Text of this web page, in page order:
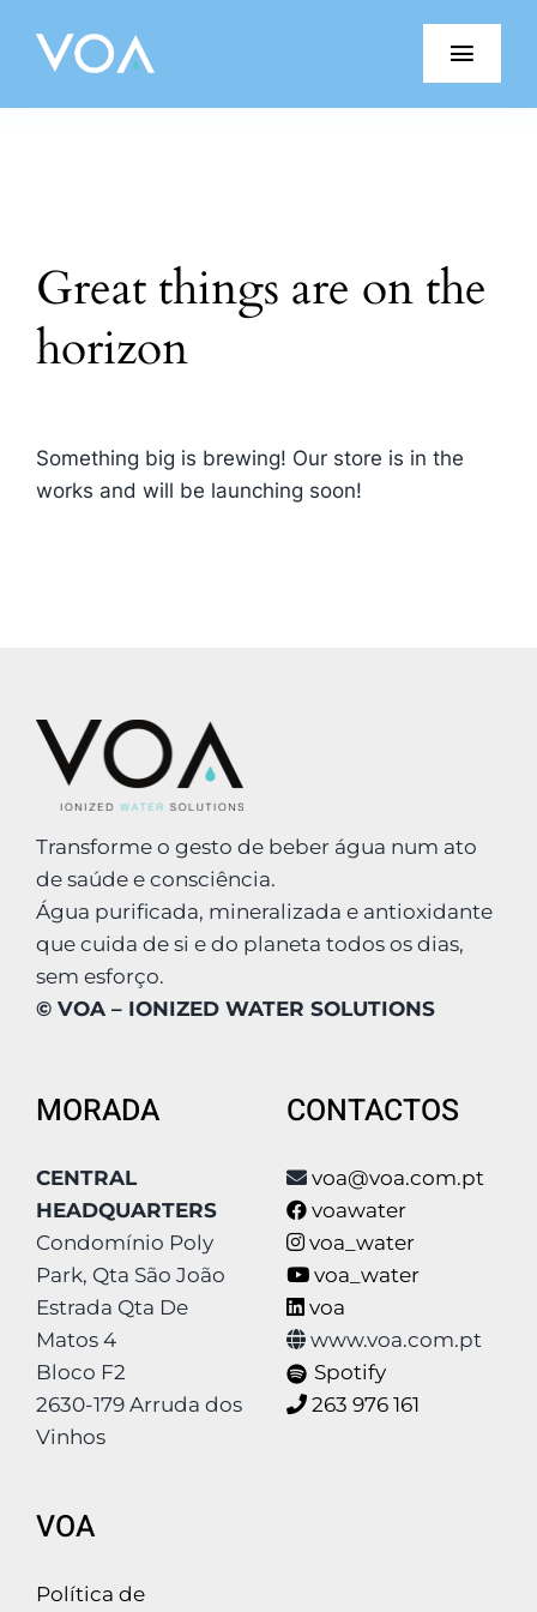
content
Blog
Testemunhos
Great things are on the
horizon
Something big is brewing! Our store is in the
works and will be launching soon!
Transforme o gesto de beber água num ato
de saúde e consciência.
Água purificada, mineralizada e antioxidante
que cuida de si e do planeta todos os dias,
sem esforço.
© VOA – IONIZED WATER SOLUTIONS
MORADA
CENTRAL
HEADQUARTERS
Condomínio Poly
Park, Qta São João
Estrada Qta De
Matos 4
Bloco F2
2630-179 Arruda dos
Vinhos
CONTACTOS
voa@voa.com.pt
voawater
voa_water
voa_water
voa
www.voa.com.pt
Spotify
263 976 161
VOA
Política de